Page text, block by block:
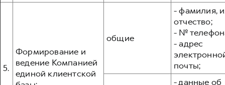
5.
Формирование и
ведение Компанией
единой клиентской
общие
- фамилия,
отчество;
- №
- адрес
почты;
- данные об